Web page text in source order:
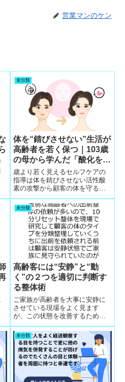
営業マンのケン
未分類
体を“錆びさせない”生活が
高齢者を若く保つ｜103歳
の母から学んだ「酸化を防
ぐセルフケア」
歳より若く見えるセルフケアの
指導は体を錆びさせない活性酸
素の攻撃から顧客の体を守るハ
ウツーが整体師のクチコミが始
まる売りです。出前で伺う整体
顧客の個体の数をこなすと酸化
を食い止める個々の個別の指導
への考察と実行促進の経歴が若
返った変身誕生へ
未分類
高齢客には“安静”と“動
く”の２つを適切に判断す
る整体術
ご家族が高齢者を大事に安静に
させている現場をよく見ます
が、この状態を改善するために
安静と動くという２つの選択を
適切に判断するスキルを高めて
いくご家族への指導重要
未分類